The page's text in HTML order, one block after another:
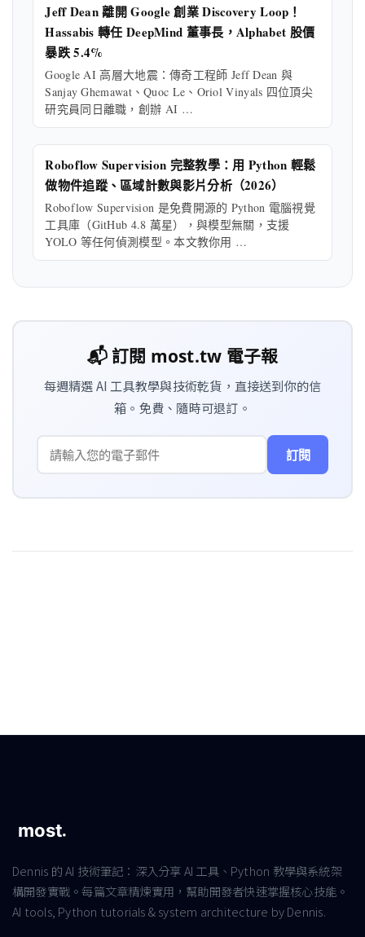
Jeff Dean 離開 Google 創業 Discovery Loop！
Hassabis 轉任 DeepMind 董事長，Alphabet 股價
暴跌 5.4%
Google AI 高層大地震：傳奇工程師 Jeff Dean 與
Sanjay Ghemawat、Quoc Le、Oriol Vinyals 四位頂尖
研究員同日離職，創辦 AI …
Roboflow Supervision 完整教學：用 Python 輕鬆
做物件追蹤、區域計數與影片分析（2026）
Roboflow Supervision 是免費開源的 Python 電腦視覺
工具庫（GitHub 4.8 萬星），與模型無關，支援
YOLO 等任何偵測模型。本文教你用 …
📬 訂閱 most.tw 電子報
每週精選 AI 工具教學與技術乾貨，直接送到你的信
箱。免費、隨時可退訂。
訂閱
Dennis 的 AI 技術筆記：深入分享 AI 工具、Python 教學與系統架
構開發實戰。每篇文章精煉實用，幫助開發者快速掌握核心技能。
AI tools, Python tutorials & system architecture by Dennis.